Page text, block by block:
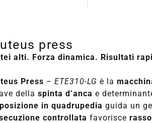
press
alti. Forza dinamica. Risultati
Press – ETE310-LGè la
dellaspinta d’anca e
posizione in quadrupedia guida un
controllata favorisce